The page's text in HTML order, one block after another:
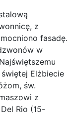
z
fasadę.
w
Elżbiecie
św.
z
Rio (15-